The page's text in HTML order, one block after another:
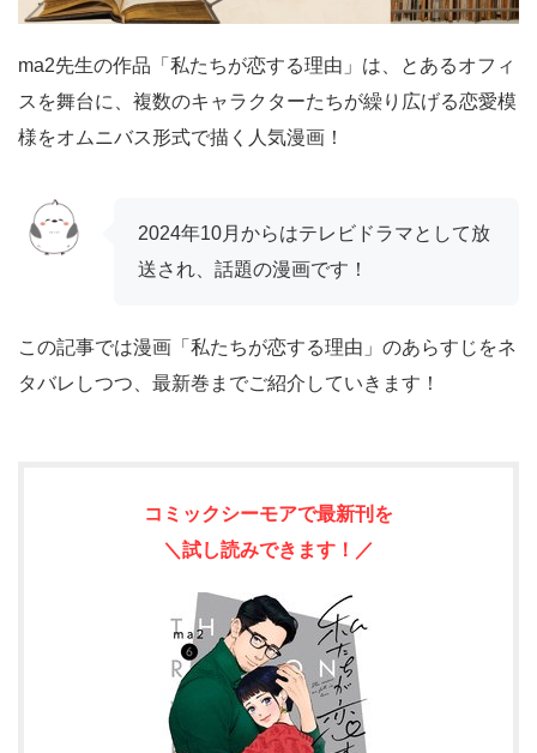
ma2先生の作品「私たちが恋する理由」は、とあるオフィ
スを舞台に、複数のキャラクターたちが繰り広げる恋愛模
様をオムニバス形式で描く人気漫画！
2024年10月からはテレビドラマとして放
送され、話題の漫画です！
この記事では漫画「私たちが恋する理由」のあらすじをネ
タバレしつつ、最新巻までご紹介していきます！
コミックシーモアで最新刊を
＼試し読みできます！／